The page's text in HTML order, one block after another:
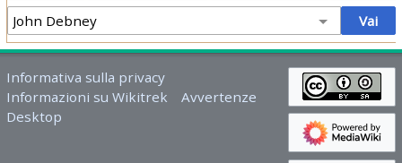
Informativa sulla privacy
Informazioni su Wikitrek
Avvertenze
Desktop